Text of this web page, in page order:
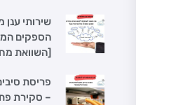
שירותי
הספקים
[השוואת
פריסת
– סקירת